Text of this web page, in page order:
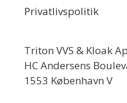
Privatlivspolitik
Triton VVS & Kloak
HC Andersens
1553 København V